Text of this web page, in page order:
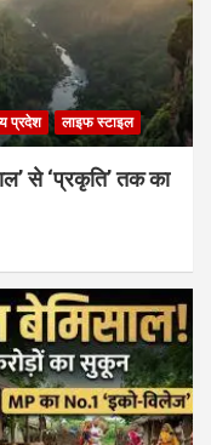
प्रदेश लाइफ स्टाइल
से ‘प्रकृति’ तक का